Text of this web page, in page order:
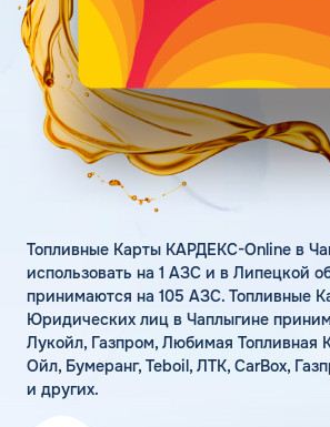
Статьи
Цена бензина и ДТ
Личный кабинет
Карта АЗС
Получить консультацию
Топливные Карты КАРДЕКС-Online в
использовать на 1 АЗС и в Липецкой
принимаются на 105 АЗС. Топливные
Юридических лиц в Чаплыгине
Лукойл, Газпром, Любимая Топливная
Ойл, Бумеранг, Teboil, ЛТК, CarBox,
и других.